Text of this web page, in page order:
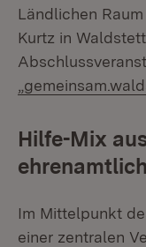
Ländlichen
Kurtz in
Hilfe-Mix
Im Mittelpunkt
einer zentralen